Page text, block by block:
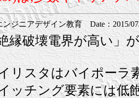
ジニアデザイン教育 Date：2015/
縁破壊電界が高い」
スタはバイポーラ
チング要素には低飽